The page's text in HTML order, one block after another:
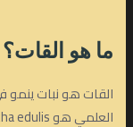
ما هو القات؟
القات هو نبات ينمو